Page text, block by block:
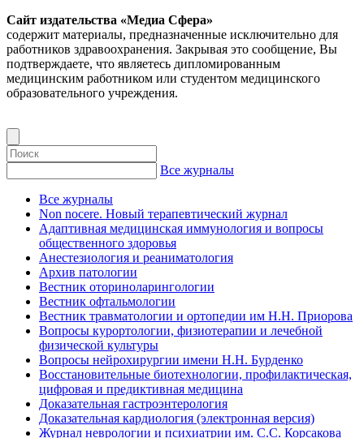
Сайт издательства «Медиа Сфера»
содержит материалы, предназначенные исключительно для
работников здравоохранения. Закрывая это сообщение, Вы
подтверждаете, что являетесь дипломированным
медицинским работником или студентом медицинского
образовательного учреждения.
Все журналы
Все журналы
Non nocere. Новый терапевтический журнал
Адаптивная медицинская иммунология и вопросы
общественного здоровья
Анестезиология и реаниматология
Архив патологии
Вестник оториноларингологии
Вестник офтальмологии
Вестник травматологии и ортопедии им Н.Н. Приорова
Вопросы курортологии, физиотерапии и лечебной
физической культуры
Вопросы нейрохирургии имени Н.Н. Бурденко
Восстановительные биотехнологии, профилактическая,
цифровая и предиктивная медицина
Доказательная гастроэнтерология
Доказательная кардиология (электронная версия)
Журнал неврологии и психиатрии им. С.С. Корсакова